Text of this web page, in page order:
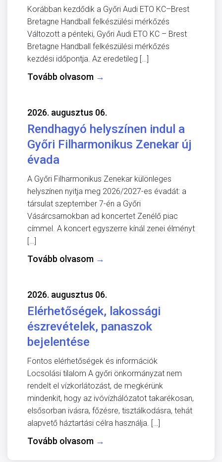
Korábban kezdődik a Győri Audi ETO KC–Brest
Bretagne Handball felkészülési mérkőzés
Változott a pénteki, Győri Audi ETO KC – Brest
Bretagne Handball felkészülési mérkőzés
kezdési időpontja. Az eredetileg […]
Tovább olvasom →
2026. augusztus 06.
Rendhagyó helyszínen indul a
Győri Filharmonikus Zenekar új
évada
A Győri Filharmonikus Zenekar különleges
helyszínen nyitja meg 2026/2027-es évadát: a
társulat szeptember 7-én a Győri
Vásárcsarnokban ad koncertet Zenélő piac
címmel. A koncert egyszerre kínál zenei élményt
[…]
Tovább olvasom →
2026. augusztus 06.
Elérhetőségek, lakossági
észrevételek, panaszok
bejelentése
Fontos elérhetőségek és információk
Locsolási tilalom A győri önkormányzat nem
rendelt el vízkorlátozást, de megkérünk
mindenkit, hogy az ivóvízhálózatot takarékosan,
elsősorban ivásra, főzésre, tisztálkodásra, tehát
alapvető háztartási célra használja. […]
Tovább olvasom →